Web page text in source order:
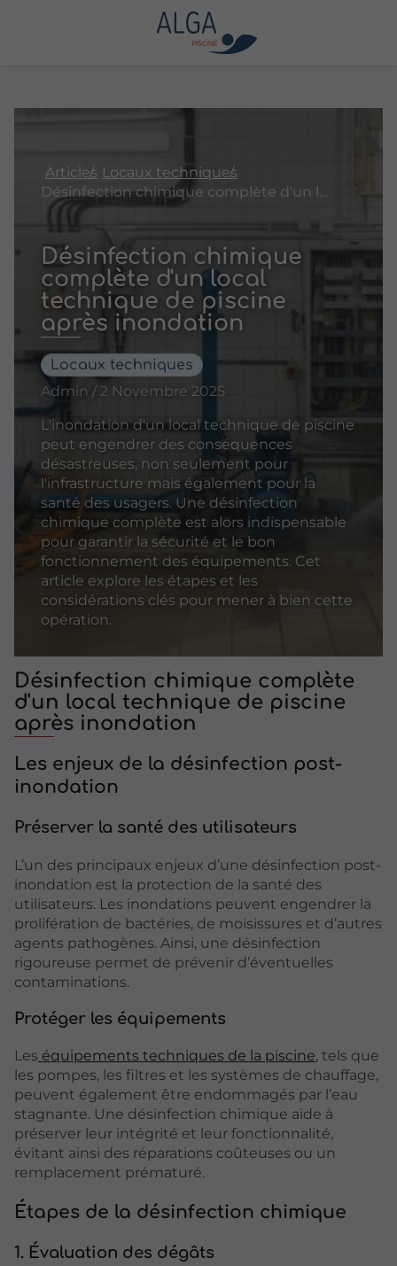
Articles Locaux techniques
Désinfection chimique complète d'un local technique de piscine après inondation
Désinfection chimique
complète d'un local
technique de piscine
après inondation
Locaux techniques
Admin / 2 Novembre 2025
L'inondation d'un local technique de piscine
peut engendrer des conséquences
désastreuses, non seulement pour
l'infrastructure mais également pour la
santé des usagers. Une désinfection
chimique complète est alors indispensable
pour garantir la sécurité et le bon
fonctionnement des équipements. Cet
article explore les étapes et les
considérations clés pour mener à bien cette
opération.
Désinfection chimique complète
d'un local technique de piscine
après inondation
Les enjeux de la désinfection post-
inondation
Préserver la santé des utilisateurs
L’un des principaux enjeux d’une désinfection post-
inondation est la protection de la santé des
utilisateurs. Les inondations peuvent engendrer la
prolifération de bactéries, de moisissures et d’autres
agents pathogènes. Ainsi, une désinfection
rigoureuse permet de prévenir d’éventuelles
contaminations.
Protéger les équipements
Les équipements techniques de la piscine, tels que
les pompes, les filtres et les systèmes de chauffage,
peuvent également être endommagés par l’eau
stagnante. Une désinfection chimique aide à
préserver leur intégrité et leur fonctionnalité,
évitant ainsi des réparations coûteuses ou un
remplacement prématuré.
Étapes de la désinfection chimique
1. Évaluation des dégâts